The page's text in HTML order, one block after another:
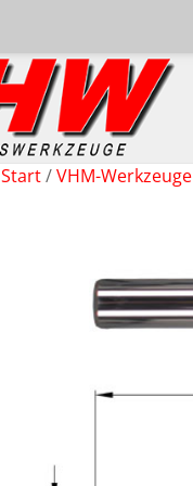
Start/VHM-Werkzeuge